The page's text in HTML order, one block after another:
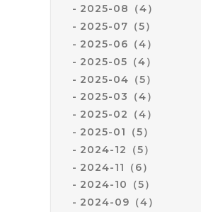
2025-08（4）
2025-07（5）
2025-06（4）
2025-05（4）
2025-04（5）
2025-03（4）
2025-02（4）
2025-01（5）
2024-12（5）
2024-11（6）
2024-10（5）
2024-09（4）